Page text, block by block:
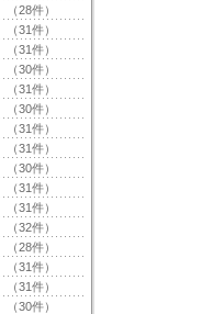
（28件）
（31件）
（31件）
（30件）
（31件）
（30件）
（31件）
（31件）
（30件）
（31件）
（31件）
（32件）
（28件）
（31件）
（31件）
（30件）